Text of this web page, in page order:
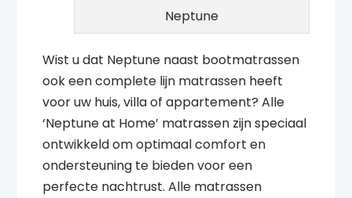
Neptune
Wist u dat Neptune naast bootmatrassen
ook een complete lijn matrassen heeft
voor uw huis, villa of appartement? Alle
‘Neptune at Home’ matrassen zijn speciaal
ontwikkeld om optimaal comfort en
ondersteuning te bieden voor een
perfecte nachtrust. Alle matrassen